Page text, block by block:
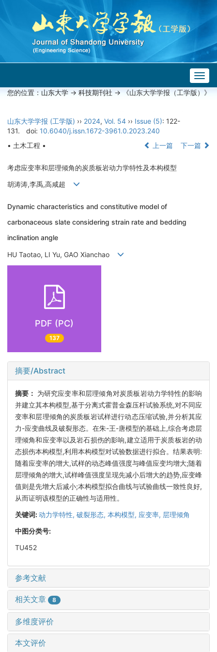
您的位置： 山东大学 -> 科技期刊社 -> 《山东大学学报（工学版）》
山东大学学报 (工学版) ›› 2024, Vol. 54 ›› Issue (5): 122-
131.
doi: 10.6040/j.issn.1672-3961.0.2023.240
• 土木工程 •
上一篇 下一篇
考虑应变率和层理倾角的炭质板岩动力学特性及本构模型
胡涛涛,李禹,高咸超
Dynamic characteristics and constitutive model of
carbonaceous slate considering strain rate and bedding
inclination angle
HU Taotao, LI Yu, GAO Xianchao
PDF (PC)
137
摘要/Abstract
摘要： 为研究应变率和层理倾角对炭质板岩动力学特性的影响
并建立其本构模型,基于分离式霍普金森压杆试验系统,对不同应
变率和层理倾角的炭质板岩试样进行动态压缩试验,并分析其应
力-应变曲线及破裂形态。在朱-王-唐模型的基础上,综合考虑层
理倾角和应变率以及岩石损伤的影响,建立适用于炭质板岩的动
态损伤本构模型,利用本构模型对试验数据进行拟合。结果表明:
随着应变率的增大,试样的动态峰值强度与峰值应变均增大;随着
层理倾角的增大,试样峰值强度呈现先减小后增大的趋势,应变峰
值则是先增大后减小;本构模型拟合曲线与试验曲线一致性良好,
从而证明该模型的正确性与适用性。
关键词:动力学特性, 破裂形态, 本构模型, 应变率, 层理倾角
中图分类号:
TU452
参考文献
相关文章 8
多维度评价
本文评价